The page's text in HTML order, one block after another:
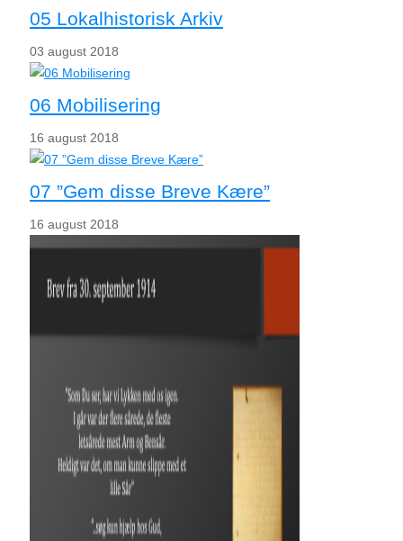
05 Lokalhistorisk Arkiv
03 august 2018
06 Mobilisering
16 august 2018
07 ”Gem disse Breve Kære”
16 august 2018